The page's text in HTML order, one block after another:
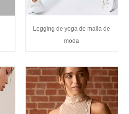
Legging de yoga de malla de
moda